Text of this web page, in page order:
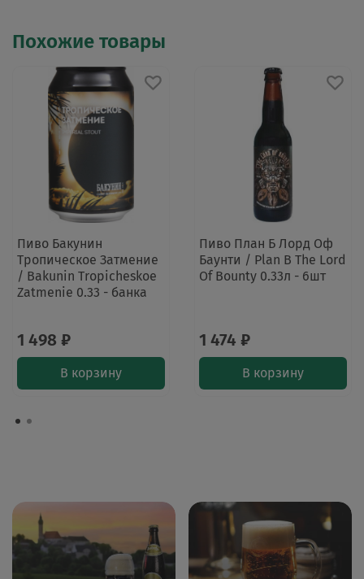
Похожие товары
Пиво Бакунин
Тропическое Затмение
/ Bakunin Tropicheskoe
Zatmenie​ 0.33 - банка
1 498 ₽
В корзину
Пиво План Б Лорд Оф
Баунти / Plan B The Lord
Of Bounty 0.33л - 6шт
1 474 ₽
В корзину